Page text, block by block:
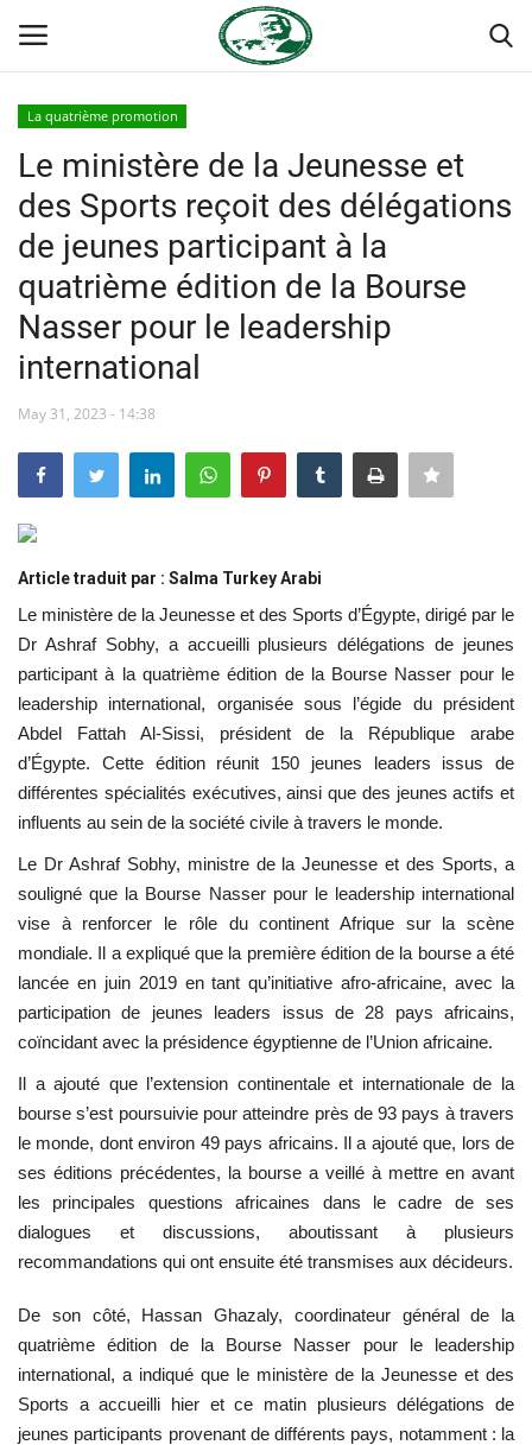
Accueil
Terms & Conditions
Contact
Héritage de Gamal Abdel Nasser
L'Égypte
Mouvement de la jeunesse de
Nasser
La Bourse Nasser pour le leadership
international
Actualités
Équipe de travail
Les pionniers
Le citoyen mondial
Documents
L'exposition
Références
Gallery
opportunités
Language
La quatrième promotion
Le ministère de la Jeunesse et
des Sports reçoit des délégations
de jeunes participant à la
quatrième édition de la Bourse
Nasser pour le leadership
international
May 31, 2023 - 14:38
Article traduit par : Salma Turkey Arabi
Le ministère de la Jeunesse et des Sports d’Égypte, dirigé par le
Dr Ashraf Sobhy, a accueilli plusieurs délégations de jeunes
participant à la quatrième édition de la Bourse Nasser pour le
leadership international, organisée sous l’égide du président
Abdel Fattah Al-Sissi, président de la République arabe
d’Égypte. Cette édition réunit 150 jeunes leaders issus de
différentes spécialités exécutives, ainsi que des jeunes actifs et
influents au sein de la société civile à travers le monde.
Le Dr Ashraf Sobhy, ministre de la Jeunesse et des Sports, a
souligné que la Bourse Nasser pour le leadership international
vise à renforcer le rôle du continent Afriquesur la scène
mondiale. Il a expliqué que la première édition de la bourse a été
lancée en juin 2019 en tant qu’initiative afro-africaine, avec la
participation de jeunes leaders issus de 28 pays africains,
coïncidant avec la présidence égyptienne de l’Union africaine.
Il a ajouté que l’extension continentale et internationale de la
bourse s’est poursuivie pour atteindre près de 93 pays à travers
le monde, dont environ 49 pays africains. Il a ajouté que, lors de
ses éditions précédentes, la bourse a veillé à mettre en avant
les principales questions africaines dans le cadre de ses
dialogues et discussions, aboutissant à plusieurs
recommandations qui ont ensuite été transmises aux décideurs.
De son côté, Hassan Ghazaly, coordinateur général de la
quatrième édition de la Bourse Nasser pour le leadership
international, a indiqué que le ministère de la Jeunesse et des
Sports a accueilli hier et ce matin plusieurs délégations de
jeunes participants provenant de différents pays, notamment : la